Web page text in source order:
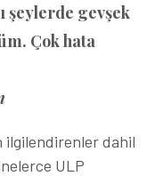
şeylerde gevşek
Çok hata
ilgilendirenler dahil
ULP